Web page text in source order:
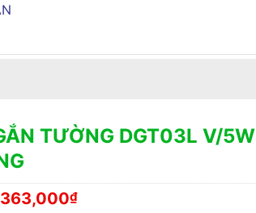
TƯỜNG DGT03L V/5W
363,000₫